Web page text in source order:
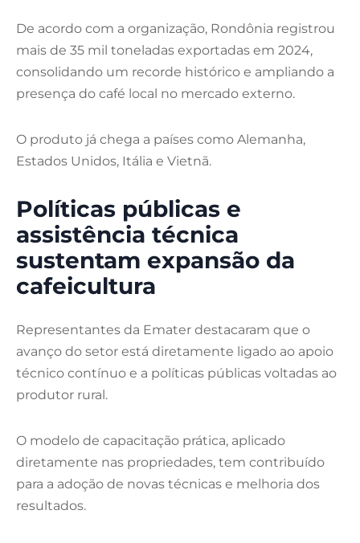
De acordo com a organização, Rondônia registrou
mais de 35 mil toneladas exportadas em 2024,
consolidando um recorde histórico e ampliando a
presença do café local no mercado externo.
O produto já chega a países como Alemanha,
Estados Unidos, Itália e Vietnã.
Políticas públicas e
assistência técnica
sustentam expansão da
cafeicultura
Representantes da Emater destacaram que o
avanço do setor está diretamente ligado ao apoio
técnico contínuo e a políticas públicas voltadas ao
produtor rural.
O modelo de capacitação prática, aplicado
diretamente nas propriedades, tem contribuído
para a adoção de novas técnicas e melhoria dos
resultados.